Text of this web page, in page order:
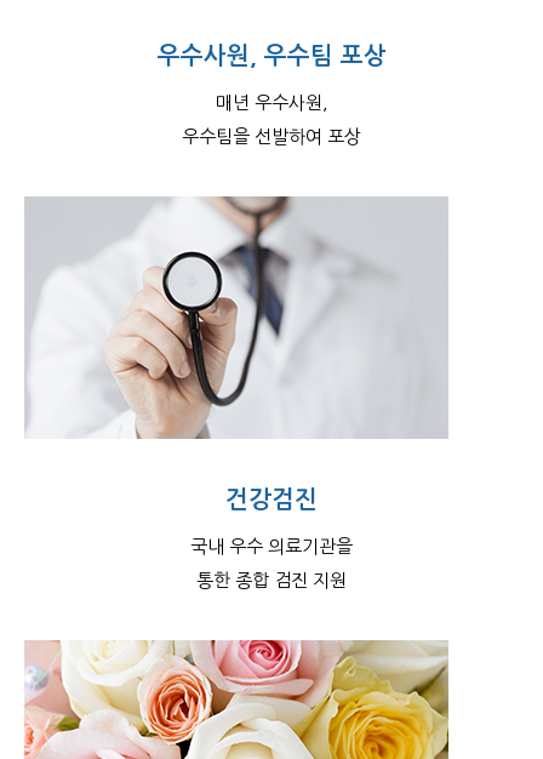
우수사원, 우수팀 포상
매년 우수사원,
우수팀을 선발하여 포상
건강검진
국내 우수 의료기관을
통한 종합 검진 지원